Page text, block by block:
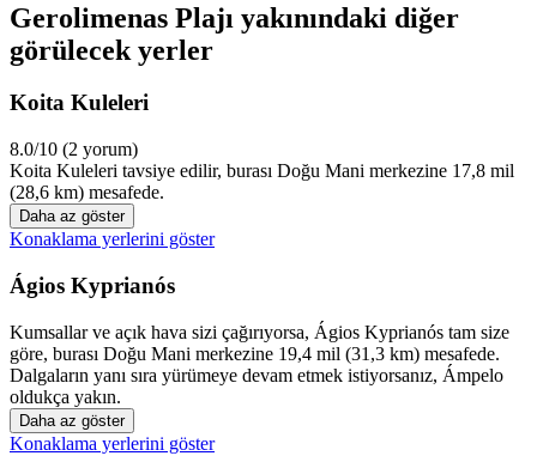
Gerolimenas Plajı yakınındaki diğer
görülecek yerler
Koita Kuleleri
8.0/10 (2 yorum)
Koita Kuleleri tavsiye edilir, burası Doğu Mani merkezine 17,8 mil
(28,6 km) mesafede.
Daha az göster
Konaklama yerlerini göster
Ágios Kyprianós
Kumsallar ve açık hava sizi çağırıyorsa, Ágios Kyprianós tam size
göre, burası Doğu Mani merkezine 19,4 mil (31,3 km) mesafede.
Dalgaların yanı sıra yürümeye devam etmek istiyorsanız, Ámpelo
oldukça yakın.
Daha az göster
Konaklama yerlerini göster